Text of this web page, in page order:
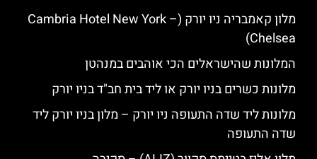
מלון קאמבריה ניו יורק (Cambria Hotel New York –
Chelsea)
המלונות שהישראלים הכי אוהבים במנהטן
מלונות כשרים בניו יורק או ליד בית חב"ד בניו יורק
מלונות ליד שדה התעופה ניו יורק – מלון בניו יורק ליד
שדה התעופה